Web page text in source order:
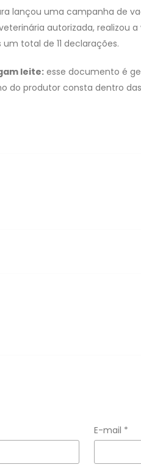
lançou uma campanha de
autorizada, realizou
total de 11 declarações.
leite: esse documento é
do produtor consta dentro
E-mail *